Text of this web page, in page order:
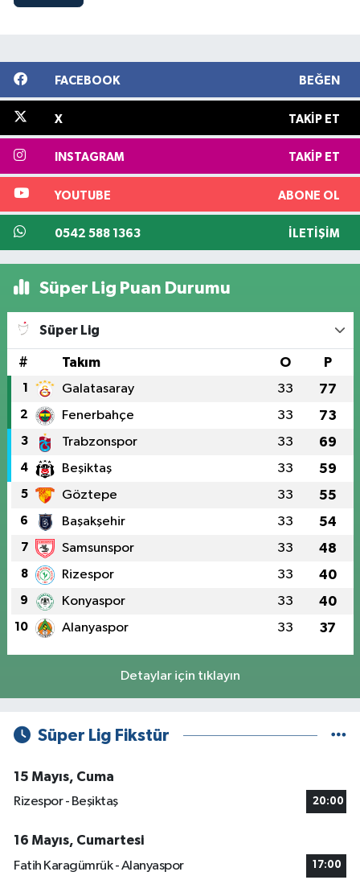
FACEBOOK BEĞEN
X TAKIP ET
INSTAGRAM TAKIP ET
YOUTUBE ABONE OL
0542 588 1363 İLETIŞIM
Süper Lig Puan Durumu
Süper Lig
# Takım O P
1 Galatasaray 33 77
2 Fenerbahçe 33 73
3 Trabzonspor 33 69
4 Beşiktaş 33 59
5 Göztepe 33 55
6 Başakşehir 33 54
7 Samsunspor 33 48
8 Rizespor 33 40
9 Konyaspor 33 40
10 Alanyaspor 33 37
Detaylar için tıklayın
Süper Lig Fikstür
15 Mayıs, Cuma
Rizespor - Beşiktaş
20:00
16 Mayıs, Cumartesi
Fatih Karagümrük - Alanyaspor
17:00